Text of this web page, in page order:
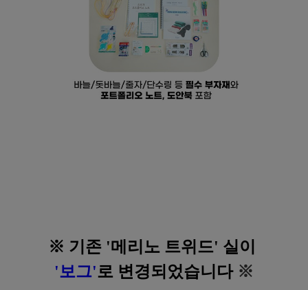
※ 기존 '메리노 트위드' 실이
'보그'로 변경되었습니다 ※